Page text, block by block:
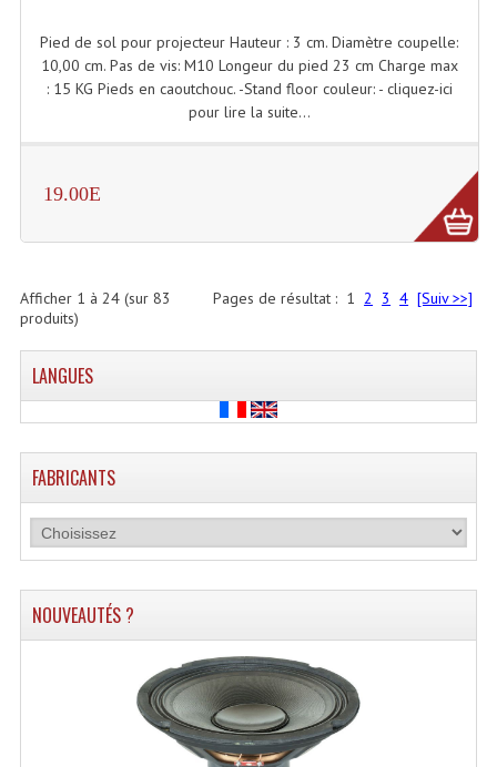
Pied de sol pour projecteur Hauteur : 3 cm. Diamètre coupelle:
10,00 cm. Pas de vis: M10 Longeur du pied 23 cm Charge max
: 15 KG Pieds en caoutchouc. -Stand floor couleur: - cliquez-ici
pour lire la suite...
19.00E
Pages de résultat : 1 2 3 4 [Suiv >>]
Afficher 1 à 24(sur 83
produits)
LANGUES
FABRICANTS
NOUVEAUTÉS ?